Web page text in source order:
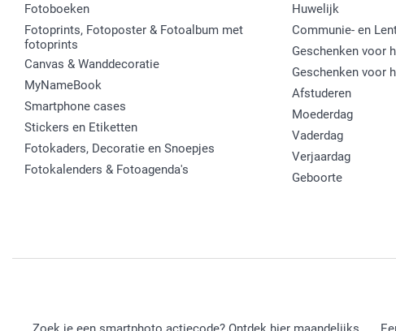
Fotoboeken
Fotoprints, Fotoposter & Fotoalbum met
fotoprints
Canvas & Wanddecoratie
MyNameBook
Smartphone cases
Stickers en Etiketten
Fotokaders, Decoratie en Snoepjes
Fotokalenders & Fotoagenda's
Huwelijk
Communie- en
Geschenken voor
Geschenken voor
Afstuderen
Moederdag
Vaderdag
Verjaardag
Geboorte